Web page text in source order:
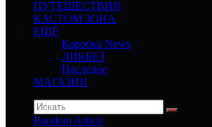
ПУТЕШЕСТВИЯ
КАСТОМ ЗОНА
ЕЩЕ
Коробка News
ЛИКБЕЗ
Наследие
МАГАЗИН
Random Article